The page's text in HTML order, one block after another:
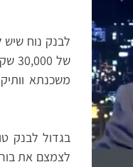
לבנק נוח שיש
של
משכנתא
בגדול לבנק
לצמצם את